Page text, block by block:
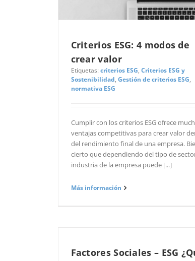
Criterios ESG: 4 modos de
crear valor
Etiquetas: criterios ESG, Criterios ESG y
Sostenibilidad, Gestión de criterios ESG,
normativa ESG
Cumplir con los criterios ESG ofrece
ventajas competitivas para crear valor
del rendimiento final de una empresa.
cierto que dependiendo del tipo de
industria de la empresa puede [...]
Más información
Factores Sociales – ESG
Elige
Me interesa
Catálogo
Agenda
Portal
Ordenes